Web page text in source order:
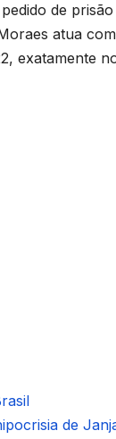
de
atua
exatamente
de